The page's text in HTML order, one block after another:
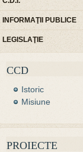
INFORMAŢII PUBLICE
LEGISLAŢIE
CCD
Istoric
Misiune
PROIECTE